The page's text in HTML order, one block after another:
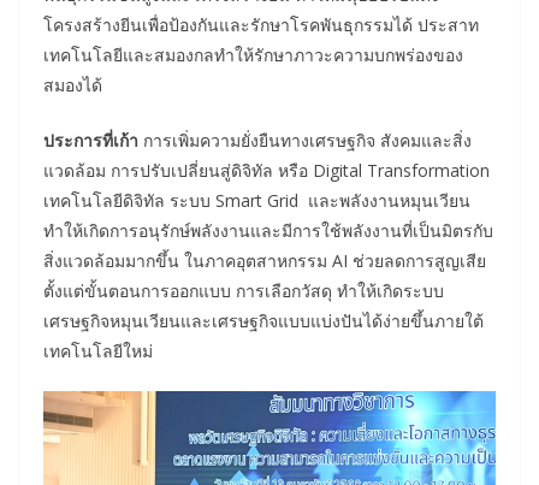
โครงสร้างยีนเพื่อป้องกันและรักษาโรคพันธุกรรมได้ ประสาท
เทคโนโลยีและสมองกลทำให้รักษาภาวะความบกพร่องของ
สมองได้
ประการที่เก้า การเพิ่มความยั่งยืนทางเศรษฐกิจ สังคมและสิ่ง
แวดล้อม การปรับเปลี่ยนสู่ดิจิทัล หรือ Digital Transformation
เทคโนโลยีดิจิทัล ระบบ Smart Grid และพลังงานหมุนเวียน
ทำให้เกิดการอนุรักษ์พลังงานและมีการใช้พลังงานที่เป็นมิตรกับ
สิ่งแวดล้อมมากขึ้น ในภาคอุตสาหกรรม AI ช่วยลดการสูญเสีย
ตั้งแต่ขั้นตอนการออกแบบ การเลือกวัสดุ ทำให้เกิดระบบ
เศรษฐกิจหมุนเวียนและเศรษฐกิจแบบแบ่งปันได้ง่ายขึ้นภายใต้
เทคโนโลยีใหม่